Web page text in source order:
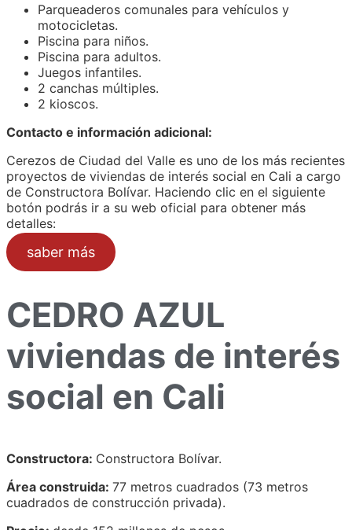
Parqueaderos comunales para vehículos y
motocicletas.
Piscina para niños.
Piscina para adultos.
Juegos infantiles.
2 canchas múltiples.
2 kioscos.
Contacto e información adicional:
Cerezos de Ciudad del Valle es uno de los más recientes
proyectos de viviendas de interés social en Cali a cargo
de Constructora Bolívar. Haciendo clic en el siguiente
botón podrás ir a su web oficial para obtener más
detalles:
saber más
CEDRO AZUL
viviendas de interés
social en Cali
Constructora: Constructora Bolívar.
Área construida: 77 metros cuadrados (73 metros
cuadrados de construcción privada).